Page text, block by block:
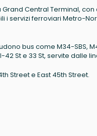
Central Terminal,
i servizi ferroviari Metro-
bus come M34-SBS,
St e 33 St, servite dalle
Street e East 45th Street.